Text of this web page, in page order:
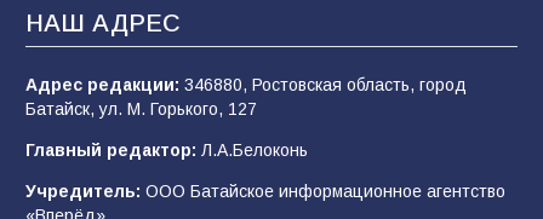
106 05.08.2026
«Мобилизация или набор?» Что на самом
деле происходит в армии России в августе
2026 года
101 03.08.2026
НАШ АДРЕС
Адрес редакции: 346880, Ростовская область, город
Батайск, ул. М. Горького, 127
Главный редактор: Л.А.Белоконь
Учредитель: ООО Батайское информационное агентство